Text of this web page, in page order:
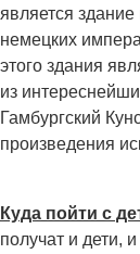
является
немецких
этого здания
из
Гамбургский
произведения
Куда пойти с
получат и дети,